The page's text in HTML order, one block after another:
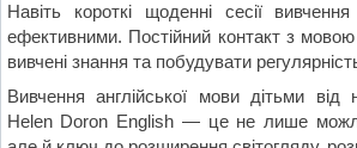
Навіть короткі щоденні сесії
ефективними. Постійний контакт з мовою
вивчені знання та побудувати
Вивчення англійської мови дітьми
Helen Doron English — це не лише